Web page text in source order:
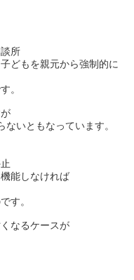
所
どもを親元から強制的に
。
いともなっています。
能しなければ
す。
なるケースが